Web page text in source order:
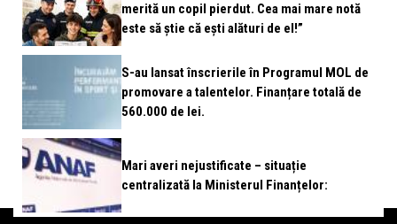
merită un copil pierdut. Cea mai mare notă
este să știe că ești alături de el!”
S-au lansat înscrierile în Programul MOL de
promovare a talentelor. Finanțare totală de
560.000 de lei.
Mari averi nejustificate – situație
centralizată la Ministerul Finanțelor: